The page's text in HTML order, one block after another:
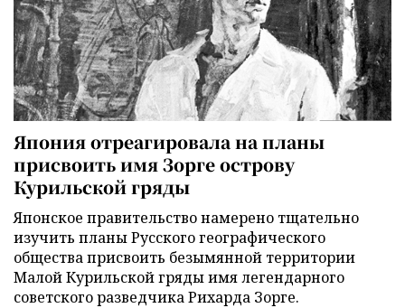
Япония отреагировала на планы
присвоить имя Зорге острову
Курильской гряды
Японское правительство намерено тщательно
изучить планы Русского географического
общества присвоить безымянной территории
Малой Курильской гряды имя легендарного
советского разведчика Рихарда Зорге.